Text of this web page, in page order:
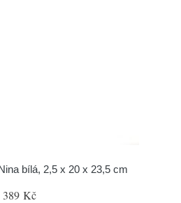
bílá, 2,5 x 20 x 23,5 cm
389 Kč